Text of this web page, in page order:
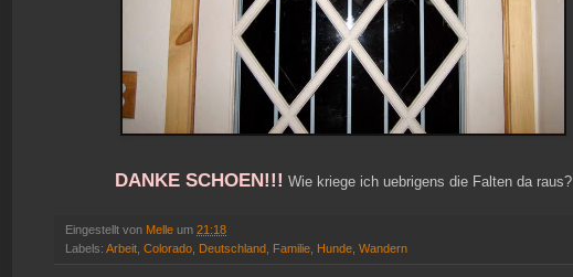
DANKE SCHOEN!!! Wie kriege ich uebrigens die Falten da raus?
Eingestellt von Melle um 21:18
Labels: Arbeit Colorado Deutschland Familie Hunde Wandern